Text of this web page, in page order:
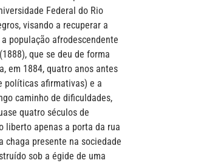
Federal do Rio
visando a recuperar a
população afrodescendente
que se deu de forma
em 1884, quatro anos antes
políticas afirmativas) e a
caminho de dificuldades,
quatro séculos de
liberto apenas a porta da rua
chaga presente na sociedade
sob a égide de uma